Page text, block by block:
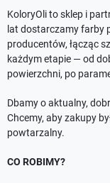
KoloryOli to sklep i
lat dostarczamy farby
producentów, łącząc
każdym etapie — od
powierzchni, po
Dbamy o aktualny,
Chcemy, aby zakupy
powtarzalny.
CO ROBIMY?